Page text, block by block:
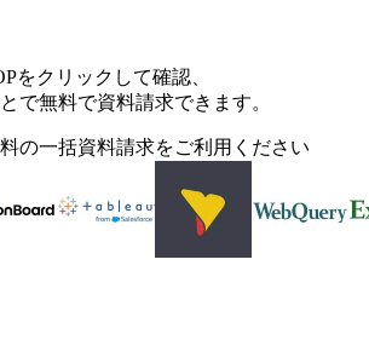
をクリックして確認、
で無料で資料請求できます。
の一括資料請求をご利用ください